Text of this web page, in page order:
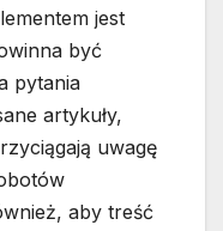
jest
być
pytania
artykuły,
uwagę
aby treść